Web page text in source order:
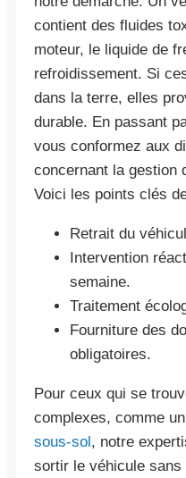
contient des fluides
moteur, le liquide de
refroidissement. Si
dans la terre, elles
durable. En passant
vous conformez aux
concernant la gestion
Voici les points clés
Retrait du
Intervention
semaine.
Traitement
Fourniture des
obligatoires.
Pour ceux qui se
complexes, comme un
sous-sol, notre
sortir le véhicule sans